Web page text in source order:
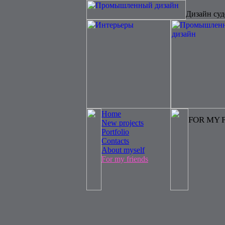
Дизайн
Home
New projects
Portfolio
Contacts
About myself
For my friends
FOR MY